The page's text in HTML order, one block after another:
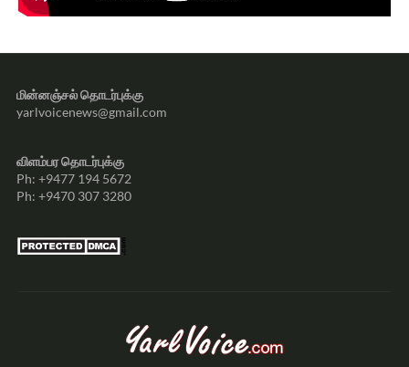
மின்னஞ்சல் தொடர்புக்கு
yarlvoicenews@gmail.com
விளம்பர தொடர்புக்கு
Ph: +9477 194 5672
Ph: +9470 307 3280